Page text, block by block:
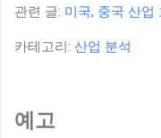
관련 글: 미국, 중국 산업
카테고리: 산업 분석
예고